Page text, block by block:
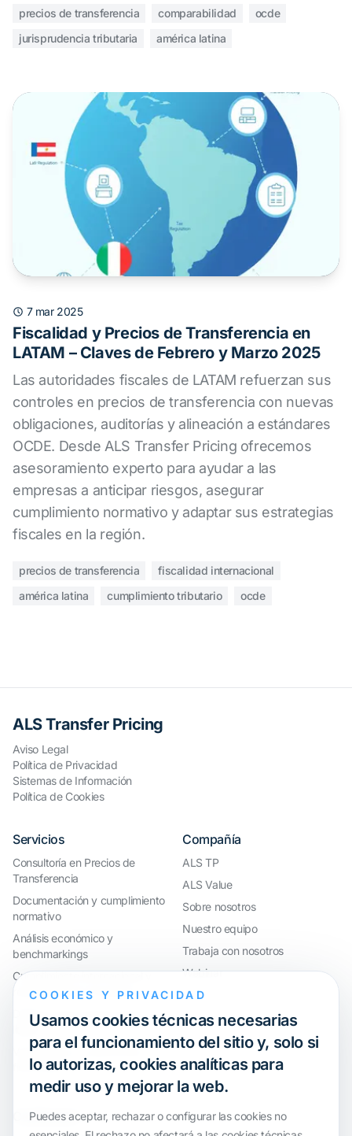
precios de transferencia comparabilidad
ocde
jurisprudencia tributaria
américa latina
7 mar 2025
Fiscalidad y Precios de Transferencia en
LATAM – Claves de Febrero y Marzo 2025
Las autoridades fiscales de LATAM refuerzan sus
controles en precios de transferencia con nuevas
obligaciones, auditorías y alineación a estándares
OCDE. Desde ALS Transfer Pricing ofrecemos
asesoramiento experto para ayudar a las
empresas a anticipar riesgos, asegurar
cumplimiento normativo y adaptar sus estrategias
fiscales en la región.
precios de transferencia
fiscalidad internacional
américa latina
cumplimiento tributario ocde
ALS Transfer Pricing
Aviso Legal
Política de Privacidad
Sistemas de Información
Política de Cookies
Servicios
Consultoría en Precios de
Transferencia
Documentación y cumplimiento
normativo
Análisis económico y
benchmarkings
Cumplimiento internacional y
reorganización de grupos
Defensa ante inspecciones y
litigios
Valoraciones y operaciones
financieras
Compañía
ALS TP
ALS Value
Sobre nosotros
Nuestro equipo
Trabaja con nosotros
Webinar
Certification
COOKIES Y PRIVACIDAD
Usamos cookies técnicas necesarias
para el funcionamiento del sitio y, solo si
lo autorizas, cookies analíticas para
medir uso y mejorar la web.
Puedes aceptar, rechazar o configurar las cookies no